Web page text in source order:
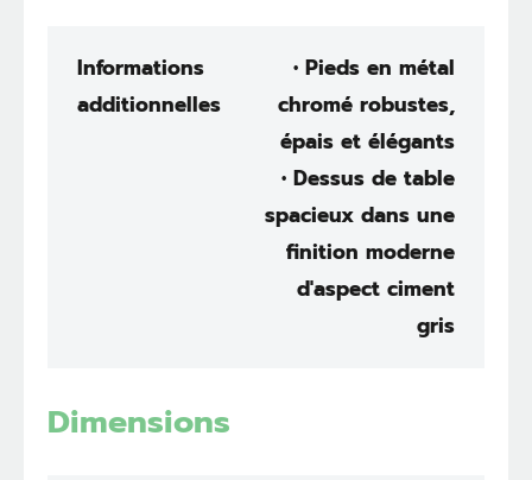
Informations
additionnelles
• Pieds en métal
chromé robustes,
épais et élégants
• Dessus de table
spacieux dans une
finition moderne
d'aspect ciment
gris
Dimensions